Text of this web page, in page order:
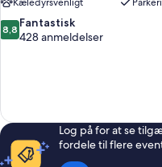
8.8
ud
8,8 Fantastisk
428 anmeldelser
Log på for at se
fordele til flere